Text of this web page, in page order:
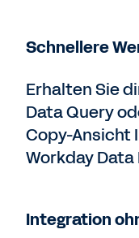
Schnellere
Erhalten Sie
Data Query
Copy-Ansicht
Workday Data
Integration